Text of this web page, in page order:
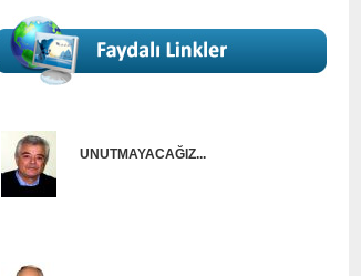
UNUTMAYACAĞIZ...